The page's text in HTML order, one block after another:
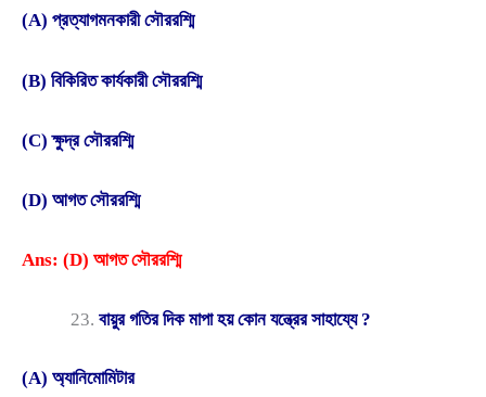
(A) প্রত্যাগমনকারী সৌররশ্মি
(B) বিকিরিত কার্যকারী সৌররশ্মি
(C) ক্ষুদ্র সৌররশ্মি
(D) আগত সৌররশ্মি
Ans: (D) আগত সৌররশ্মি
বায়ুর গতির দিক মাপা হয় কোন যন্ত্রের সাহায্যে ?
(A) অ্যানিমোমিটার